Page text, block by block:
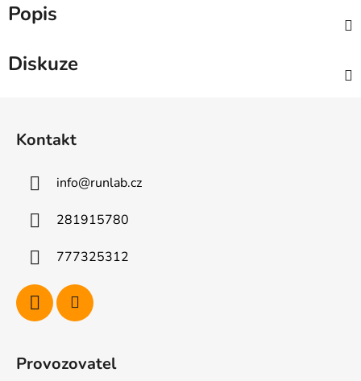
Popis
Diskuze
Kontakt
info@runlab.cz
281915780
777325312
Provozovatel